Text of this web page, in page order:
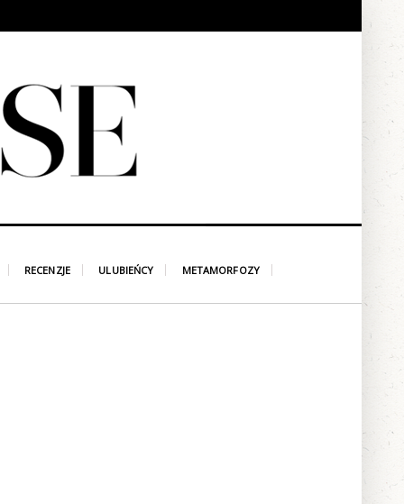
RECENZJE ULUBIEŃCY METAMORFOZY